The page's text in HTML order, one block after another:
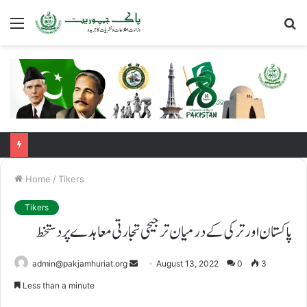
Menu
Home / Tikers
Tikers
پاکستان اور ترکی کے درمیان ترجیحی تجارتی معاہدے پر دستخط
admin@pakjamhuriat.org August 13, 2022 0 3
Less than a minute